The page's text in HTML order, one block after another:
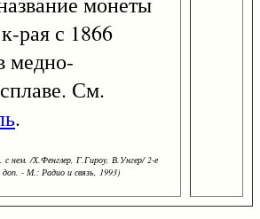
рая с 1866
медно-
См.
.
с нем. /Х.Фенглер, Г.Гироу, В.Унгер/ 2-е
доп. - М.: Радио и связь, 1993)